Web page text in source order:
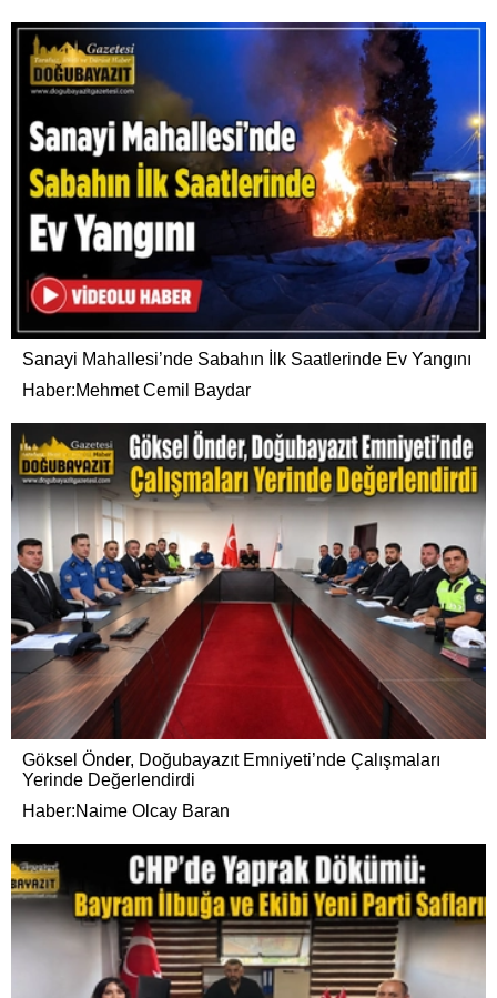
Sanayi Mahallesi’nde Sabahın İlk Saatlerinde Ev Yangını
Haber:Mehmet Cemil Baydar
Göksel Önder, Doğubayazıt Emniyeti’nde Çalışmaları
Yerinde Değerlendirdi
Haber:Naime Olcay Baran